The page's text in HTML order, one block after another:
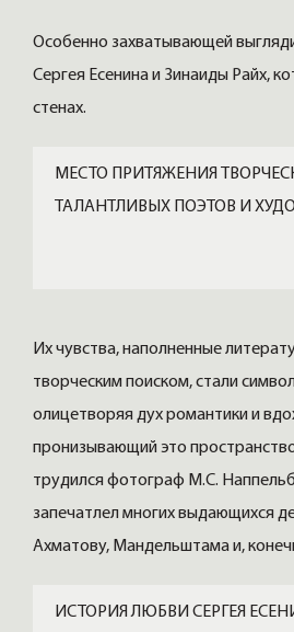
Особенно захватывающей
Сергея Есенина и Зинаиды Райх,
стенах.
МЕСТО ПРИТЯЖЕНИЯ
ТАЛАНТЛИВЫХ ПОЭТОВ И
Их чувства, наполненные
творческим поиском, стали
олицетворяя дух романтики и
пронизывающий это
трудился фотограф М.С.
запечатлел многих выдающихся
Ахматову, Мандельштама и,
ИСТОРИЯ ЛЮБВИ СЕРГЕЯ